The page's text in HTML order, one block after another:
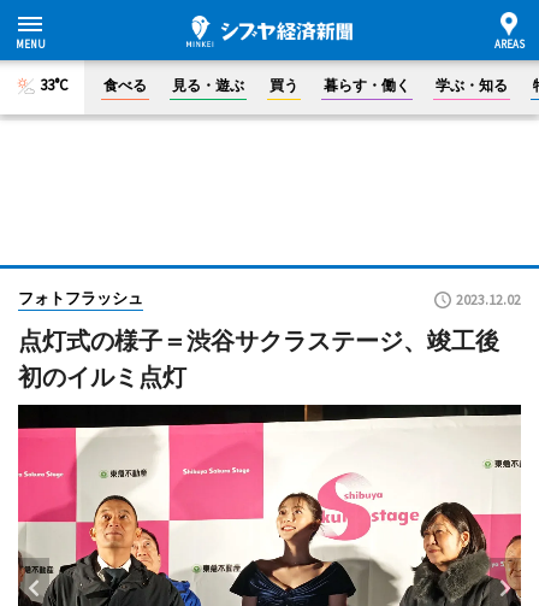
33°C 食べる 見る・遊ぶ 買う 暮らす・働く 学ぶ・知る
フォトフラッシュ 2023.12.02
点灯式の様子＝渋谷サクラステージ、竣工後
初のイルミ点灯